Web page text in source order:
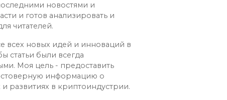
новостями и
и готов анализировать и
читателей.
всех новых идей и инноваций в
статьи были всегда
Моя цель - предоставить
информацию о
развитиях в криптоиндустрии.